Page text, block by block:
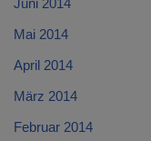
Juni 2014
Mai 2014
April 2014
März 2014
Februar 2014